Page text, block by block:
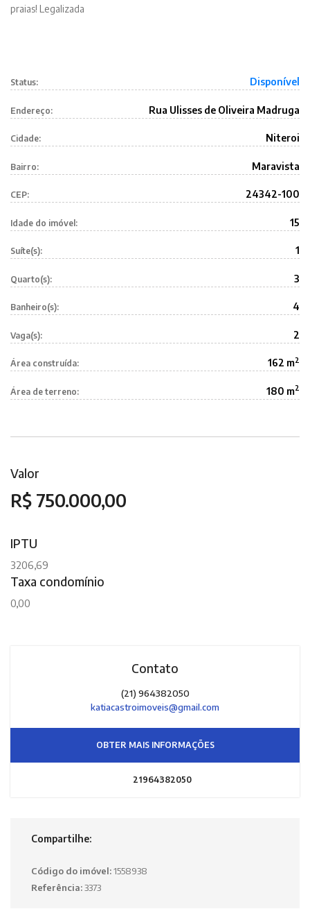
praias! Legalizada
Status: Disponível
Endereço: Rua Ulisses de Oliveira Madruga
Cidade: Niteroi
Bairro: Maravista
CEP: 24342-100
Idade do imóvel: 15
Suíte(s): 1
Quarto(s): 3
Banheiro(s): 4
Vaga(s): 2
Área construída: 162 m2
Área de terreno: 180 m2
Valor
R$ 750.000,00
IPTU
3206,69
Taxa condomínio
0,00
Contato
(21) 964382050
katiacastroimoveis@gmail.com
OBTER MAIS INFORMAÇÕES
21964382050
Compartilhe:
Código do imóvel:1558938
Referência:3373